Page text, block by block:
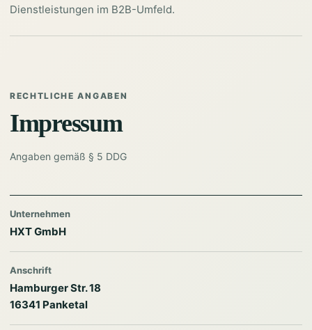
Dienstleistungen im B2B-Umfeld.
RECHTLICHE ANGABEN
Impressum
Angaben gemäß § 5 DDG
Unternehmen
HXT GmbH
Anschrift
Hamburger Str. 18
16341 Panketal